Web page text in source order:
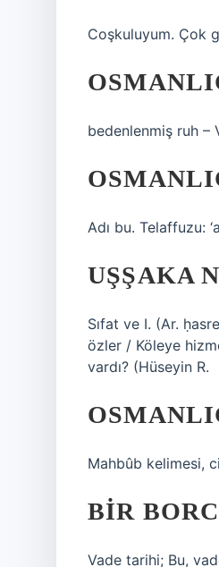
Coşkuluyum. Çok
bedenlenmiş ruh –
Adı bu. Telaffuzu:
UŞŞAKA
Sıfat ve I. (Ar.
özler / Köleye
vardı? (Hüseyin R.
Mahbûb kelimesi,
BIR
Vade tarihi; Bu,